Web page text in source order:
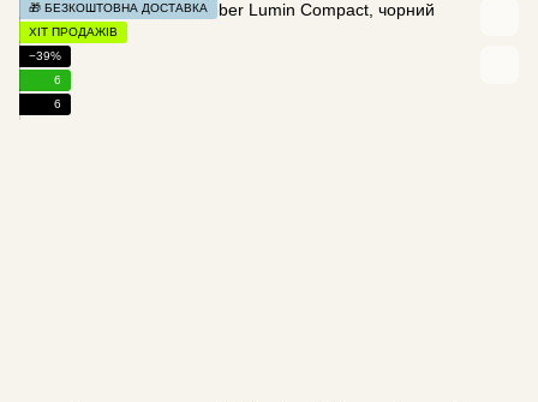
🎁 БЕЗКОШТОВНА ДОСТАВКА
ХІТ ПРОДАЖІВ
−39%
6
6